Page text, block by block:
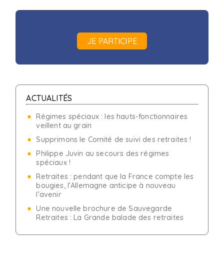
JE PARTICIPE
ACTUALITÉS
Régimes spéciaux : les hauts-fonctionnaires
veillent au grain
Supprimons le Comité de suivi des retraites !
Philippe Juvin au secours des régimes
spéciaux !
Retraites : pendant que la France compte les
bougies, l’Allemagne anticipe à nouveau
l’avenir
Une nouvelle brochure de Sauvegarde
Retraites : La Grande balade des retraites